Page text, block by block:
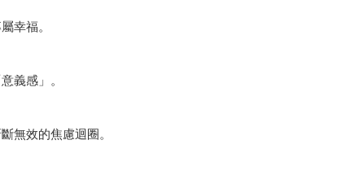
幸福。
義感」。
無效的焦慮迴圈。